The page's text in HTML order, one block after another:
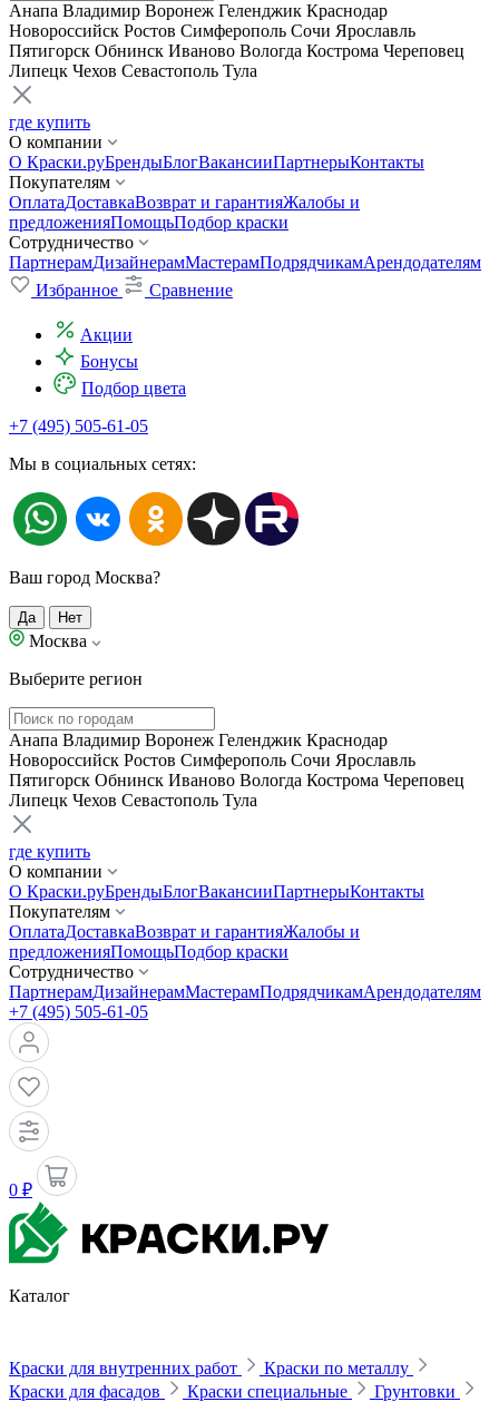
Анапа Владимир Воронеж Геленджик Краснодар
Новороссийск Ростов Симферополь Сочи Ярославль
Пятигорск Обнинск Иваново Вологда Кострома Череповец
Липецк Чехов Севастополь Тула
где купить
О компании
О Краски.руБрендыБлогВакансииПартнерыКонтакты
Покупателям
ОплатаДоставкаВозврат и гарантияЖалобы и
предложенияПомощьПодбор краски
Сотрудничество
ПартнерамДизайнерамМастерамПодрядчикамАрендодателям
Избранное
Сравнение
Акции
Бонусы
Подбор цвета
+7 (495) 505-61-05
Мы в социальных сетях:
Ваш город Москва?
Да Нет
Москва
Выберите регион
Анапа Владимир Воронеж Геленджик Краснодар
Новороссийск Ростов Симферополь Сочи Ярославль
Пятигорск Обнинск Иваново Вологда Кострома Череповец
Липецк Чехов Севастополь Тула
где купить
О компании
О Краски.руБрендыБлогВакансииПартнерыКонтакты
Покупателям
ОплатаДоставкаВозврат и гарантияЖалобы и
предложенияПомощьПодбор краски
Сотрудничество
ПартнерамДизайнерамМастерамПодрядчикамАрендодателям
+7 (495) 505-61-05
0 ₽
Каталог
Краски для внутренних работ
Краски по металлу
Краски для фасадов
Краски специальные
Грунтовки